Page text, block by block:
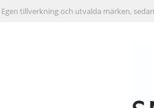
Egen tillverkning och utvalda märken,